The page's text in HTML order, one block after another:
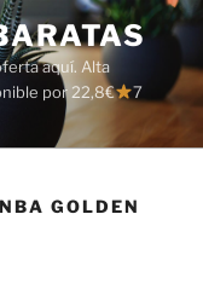
aquí. Alta
por 22,8€
7
GOLDEN